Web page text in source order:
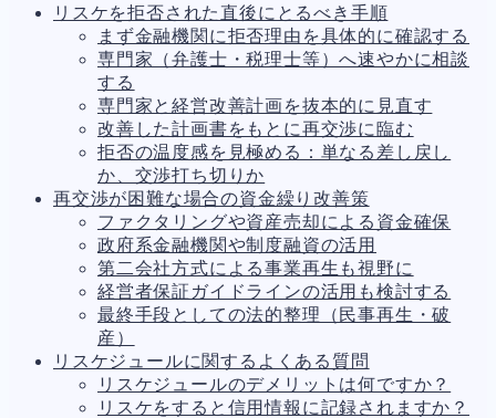
リスケを拒否された直後にとるべき手順
まず金融機関に拒否理由を具体的に確認する
専門家（弁護士・税理士等）へ速やかに相談
する
専門家と経営改善計画を抜本的に見直す
改善した計画書をもとに再交渉に臨む
拒否の温度感を見極める：単なる差し戻し
か、交渉打ち切りか
再交渉が困難な場合の資金繰り改善策
ファクタリングや資産売却による資金確保
政府系金融機関や制度融資の活用
第二会社方式による事業再生も視野に
経営者保証ガイドラインの活用も検討する
最終手段としての法的整理（民事再生・破
産）
リスケジュールに関するよくある質問
リスケジュールのデメリットは何ですか？
リスケをすると信用情報に記録されますか？